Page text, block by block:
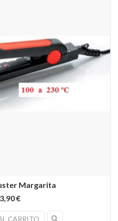
Margarita
€
CARRITO search